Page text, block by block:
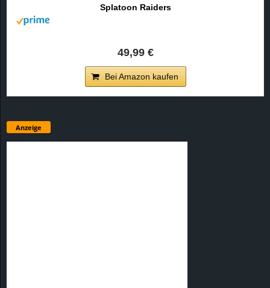
Splatoon Raiders
49,99 €
Bei Amazon kaufen
Anzeige